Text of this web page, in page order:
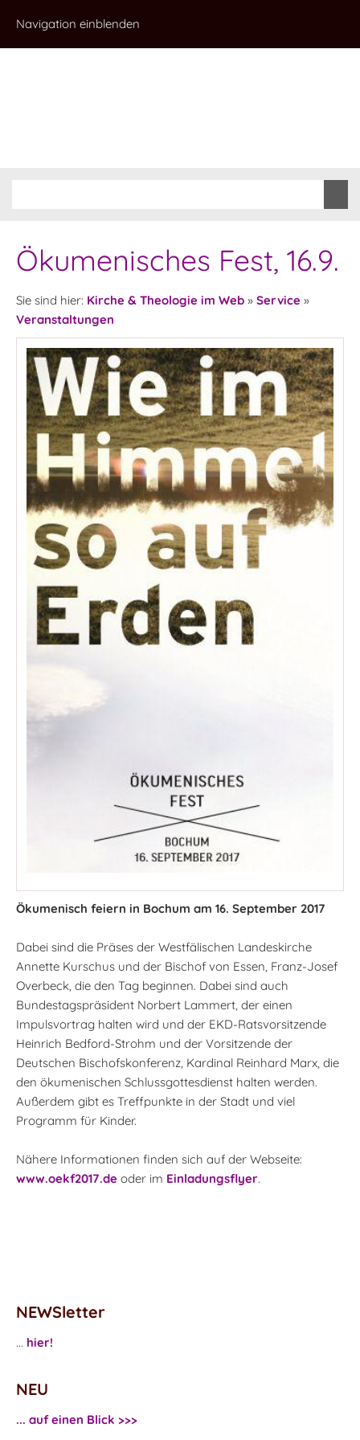
Navigation einblenden
Ökumenisches Fest, 16.9.
Sie sind hier: Kirche & Theologie im Web » Service »
Veranstaltungen
Ökumenisch feiern in Bochum am 16. September 2017
Dabei sind die Präses der Westfälischen Landeskirche
Annette Kurschus und der Bischof von Essen, Franz-Josef
Overbeck, die den Tag beginnen. Dabei sind auch
Bundestagspräsident Norbert Lammert, der einen
Impulsvortrag halten wird und der EKD-Ratsvorsitzende
Heinrich Bedford-Strohm und der Vorsitzende der
Deutschen Bischofskonferenz, Kardinal Reinhard Marx, die
den ökumenischen Schlussgottesdienst halten werden.
Außerdem gibt es Treffpunkte in der Stadt und viel
Programm für Kinder.
Nähere Informationen finden sich auf der Webseite:
www.oekf2017.de oder im Einladungsflyer.
NEWSletter
... hier!
NEU
... auf einen Blick >>>